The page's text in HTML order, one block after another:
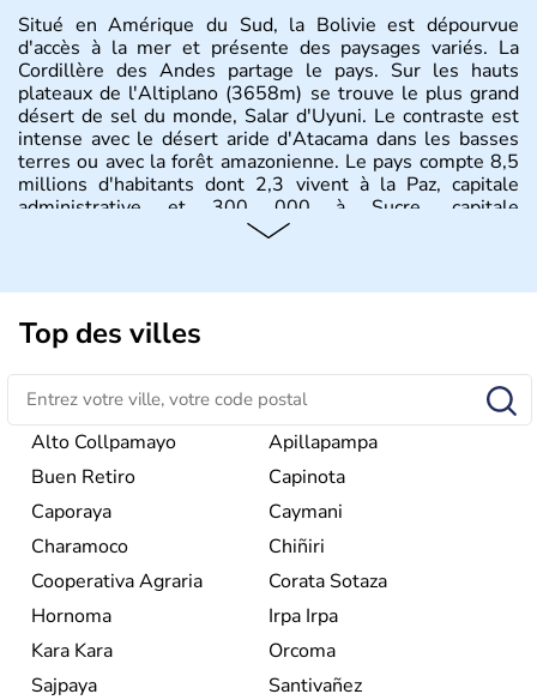
Situé en Amérique du Sud, la Bolivie est dépourvue
d'accès à la mer et présente des paysages variés. La
Cordillère des Andes partage le pays. Sur les hauts
plateaux de l'Altiplano (3658m) se trouve le plus grand
désert de sel du monde, Salar d'Uyuni. Le contraste est
intense avec le désert aride d'Atacama dans les basses
terres ou avec la forêt amazonienne. Le pays compte 8,5
millions d'habitants dont 2,3 vivent à la Paz, capitale
administrative et 300 000 à Sucre, capitale
Top des villes
Alto Collpamayo
Apillapampa
Buen Retiro
Capinota
Caporaya
Caymani
Charamoco
Chiñiri
Cooperativa Agraria
Corata Sotaza
Hornoma
Irpa Irpa
Kara Kara
Orcoma
Sajpaya
Santivañez